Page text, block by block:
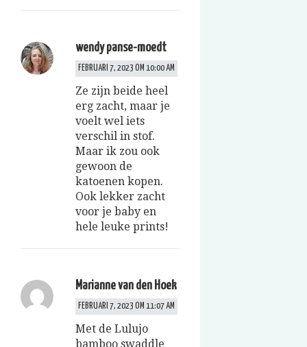
wendy panse-moedt
FEBRUARI 7, 2023 OM 10:00 AM
Ze zijn beide heel
erg zacht, maar je
voelt wel iets
verschil in stof.
Maar ik zou ook
gewoon de
katoenen kopen.
Ook lekker zacht
voor je baby en
hele leuke prints!
Marianne van den Hoek
FEBRUARI 7, 2023 OM 11:07 AM
Met de Lulujo
bamboo swaddle